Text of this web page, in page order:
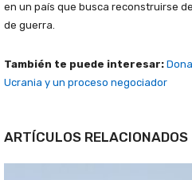
en un país que busca reconstruirse
de guerra.
También te puede interesar:
Ucrania y un proceso negociador
ARTÍCULOS RELACIONADOS